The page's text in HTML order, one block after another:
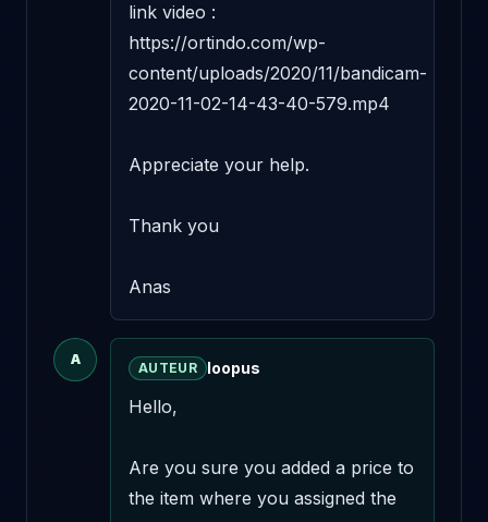
link video :
https://ortindo.com/wp-
content/uploads/2020/11/bandicam-
2020-11-02-14-43-40-579.mp4
Appreciate your help.
Thank you
Anas
A
AUTEUR loopus
Hello,
Are you sure you added a price to
the item where you assigned the